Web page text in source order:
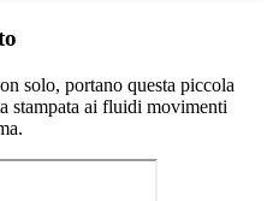
solo, portano questa piccola
stampata ai fluidi movimenti